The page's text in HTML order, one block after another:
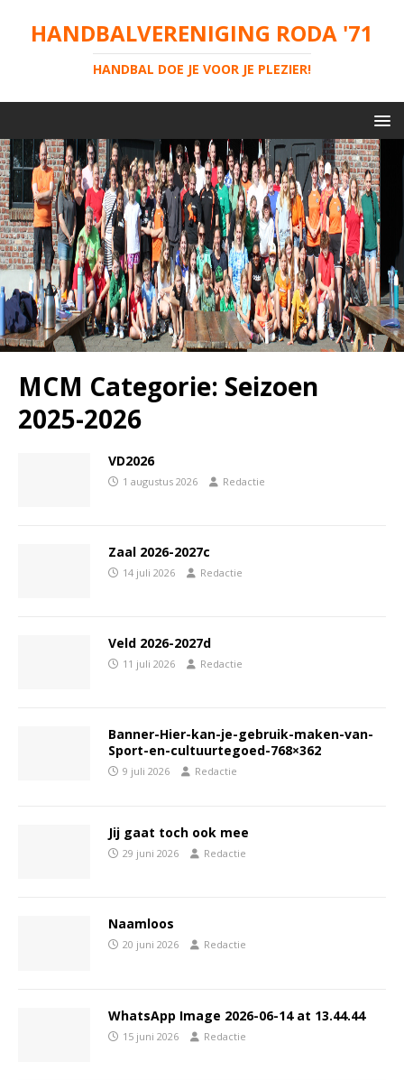
HANDBALVERENIGING RODA '71
HANDBAL DOE JE VOOR JE PLEZIER!
MCM Categorie: Seizoen
2025-2026
VD2026
1 augustus 2026 Redactie
Zaal 2026-2027c
14 juli 2026 Redactie
Veld 2026-2027d
11 juli 2026 Redactie
Banner-Hier-kan-je-gebruik-maken-van-
Sport-en-cultuurtegoed-768×362
9 juli 2026 Redactie
Jij gaat toch ook mee
29 juni 2026 Redactie
Naamloos
20 juni 2026 Redactie
WhatsApp Image 2026-06-14 at 13.44.44
15 juni 2026 Redactie